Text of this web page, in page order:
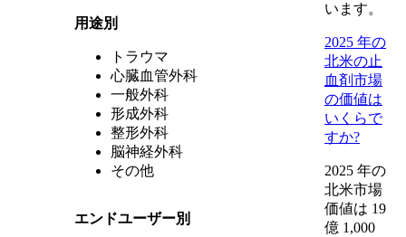
用途別
トラウマ
心臓血管外科
一般外科
形成外科
整形外科
脳神経外科
その他
エンドユーザー別
います。
2025 年の
北米の止
血剤市場
の価値は
いくらで
すか?
2025 年の
北米市場
価値は 19
億 1,000